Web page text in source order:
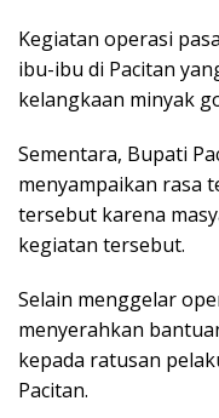
Kegiatan operasi
ibu-ibu di Pacitan
kelangkaan minyak
Sementara, Bupati
menyampaikan rasa
tersebut karena
kegiatan tersebut.
Selain menggelar
menyerahkan
kepada ratusan
Pacitan.